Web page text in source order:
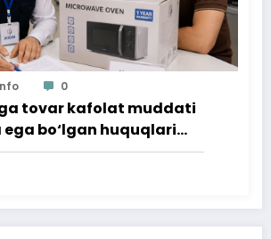
0
tovar kafolat muddati
bo‘lgan huquqlari